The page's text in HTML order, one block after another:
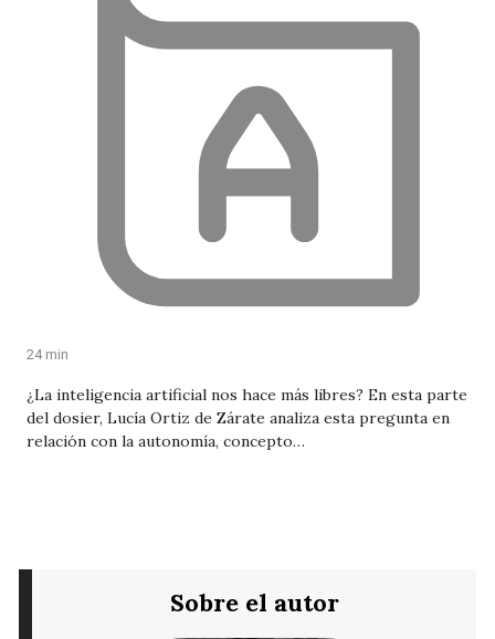
24 min
¿La inteligencia artificial nos hace más libres? En esta parte
del dosier, Lucía Ortiz de Zárate analiza esta pregunta en
relación con la autonomía, concepto…
Sobre el autor